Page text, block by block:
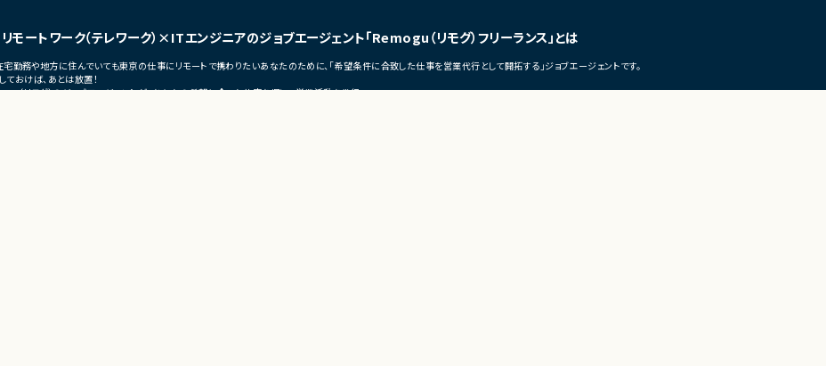
伴う増員募集
■募集背景
集
ートワーク（テレワーク） ×ITエンジニアのジョブエージェント「Remogu（リモグ）フリーランス」とは
宅勤務や地方に住んでいても東京の仕事にリモートで携わりたいあなたのために、「希望条件に合致した仕事を営業代行として開拓する」ジョブエージェントです。
おけば、あとは放置！
（リモグ）のジョブエージェントが、あなたの希望に合った仕事を探して営業活動を代行。